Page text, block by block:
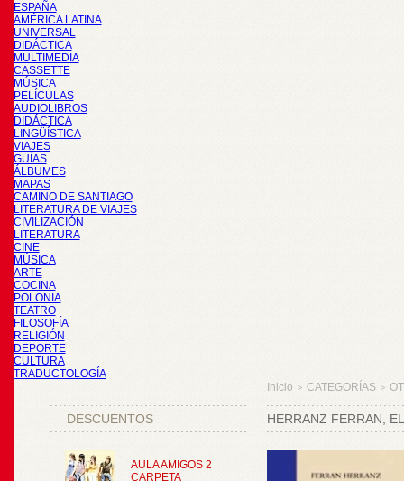
ESPAÑA
AMÉRICA LATINA
UNIVERSAL
DIDÁCTICA
MULTIMEDIA
CASSETTE
MÚSICA
PELÍCULAS
AUDIOLIBROS
DIDÁCTICA
LINGÜÍSTICA
VIAJES
GUÍAS
ÁLBUMES
MAPAS
CAMINO DE SANTIAGO
LITERATURA DE VIAJES
CIVILIZACIÓN
LITERATURA
CINE
MÚSICA
ARTE
COCINA
POLONIA
TEATRO
FILOSOFÍA
RELIGIÓN
DEPORTE
CULTURA
TRADUCTOLOGÍA
DESCUENTOS
AULA AMIGOS 2
CARPETA
Inicio > CATEGORÍAS >
HERRANZ FERRAN,